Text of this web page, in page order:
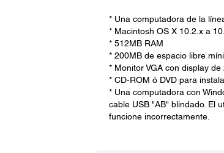
* Una computadora de la
* Macintosh OS X 10.2.x a
* 512MB RAM
* 200MB de espacio libre
* Monitor VGA con display
* CD-ROM ó DVD para
* Una computadora con
cable USB "AB" blindado. El
funcione incorrectamente.